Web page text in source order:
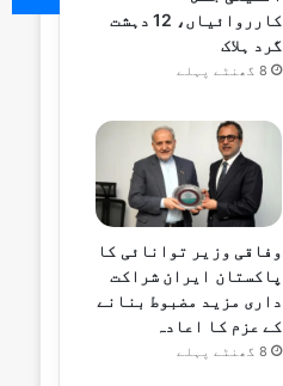
کارروائیاں، 12 دہشت
گرد ہلاک
8 گھنٹے پہلے
وفاقی وزیر توانائی کا
پاکستان ایران شراکت
داری مزید مضبوط بنانے
کے عزم کا اعادہ
8 گھنٹے پہلے